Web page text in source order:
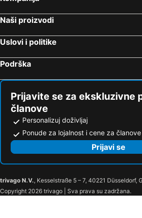
Hoteli Val de Prés
Hoteli Gand' Anse
Hoteli
Naši proizvodi
Uslovi i politike
Podrška
Prijavite se za ekskluzivne
članove
Personalizuj doživljaj
Ponude za lojalnost i cene za članove
Prijavi se
trivago N.V., Kesselstraße 5 – 7, 40221 Düsseldorf,
Copyright 2026 trivago | Sva prava su zadržana.